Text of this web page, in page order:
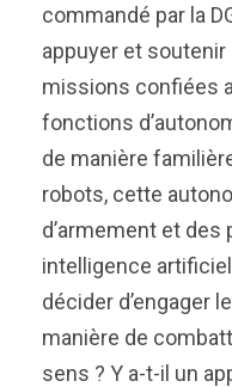
commandé par la
appuyer et
missions confiées
fonctions
de manière
robots, cette
d’armement et
intelligence
décider d’engager
manière de
sens ? Y a-t-il un